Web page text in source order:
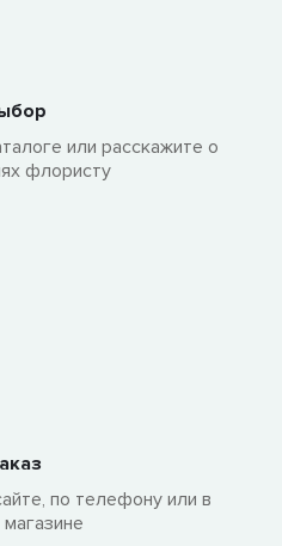
или расскажите о
флористу
по телефону или в